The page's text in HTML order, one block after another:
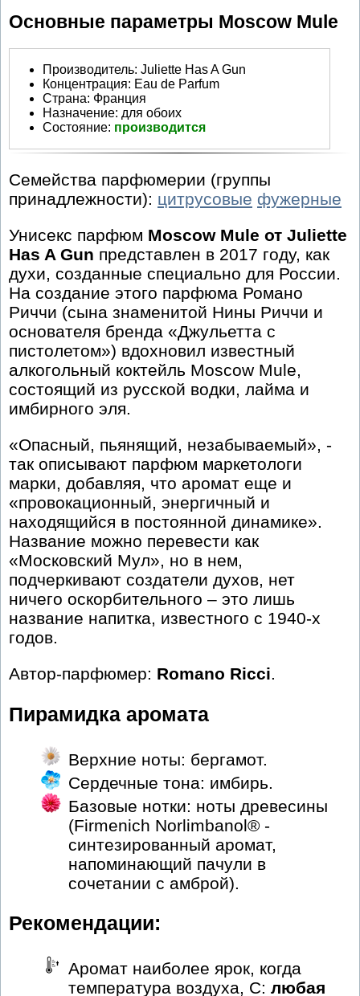
Основные параметры Moscow Mule
Производитель: Juliette Has A Gun
Концентрация: Eau de Parfum
Страна: Франция
Назначение: для обоих
Состояние: производится
Семейства парфюмерии (группы
принадлежности): цитрусовые фужерные
Унисекс парфюм Moscow Mule от Juliette
Has A Gun представлен в 2017 году, как
духи, созданные специально для России.
На создание этого парфюма Романо
Риччи (сына знаменитой Нины Риччи и
основателя бренда «Джульетта с
пистолетом») вдохновил известный
алкогольный коктейль Moscow Mule,
состоящий из русской водки, лайма и
имбирного эля.
«Опасный, пьянящий, незабываемый», -
так описывают парфюм маркетологи
марки, добавляя, что аромат еще и
«провокационный, энергичный и
находящийся в постоянной динамике».
Название можно перевести как
«Московский Мул», но в нем,
подчеркивают создатели духов, нет
ничего оскорбительного – это лишь
название напитка, известного с 1940-х
годов.
Автор-парфюмер: Romano Ricci.
Пирамидка аромата
Верхние ноты: бергамот.
Сердечные тона: имбирь.
Базовые нотки: ноты древесины
(Firmenich Norlimbanol® -
синтезированный аромат,
напоминающий пачули в
сочетании с амброй).
Рекомендации:
Аромат наиболее ярок, когда
температура воздуха, С: любая